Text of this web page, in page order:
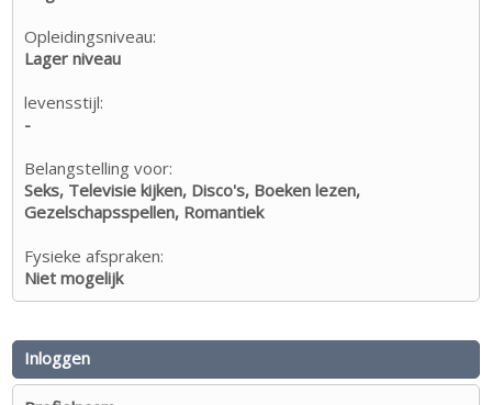
Opleidingsniveau:
Lager niveau
levensstijl:
-
Belangstelling voor:
Seks, Televisie kijken, Disco's, Boeken lezen,
Gezelschapsspellen, Romantiek
Fysieke afspraken:
Niet mogelijk
Inloggen